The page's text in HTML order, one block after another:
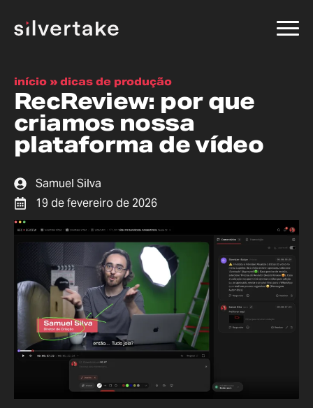
início » dicas de produção
RecReview: por que
criamos nossa
plataforma de vídeo
Samuel Silva
19 de fevereiro de 2026